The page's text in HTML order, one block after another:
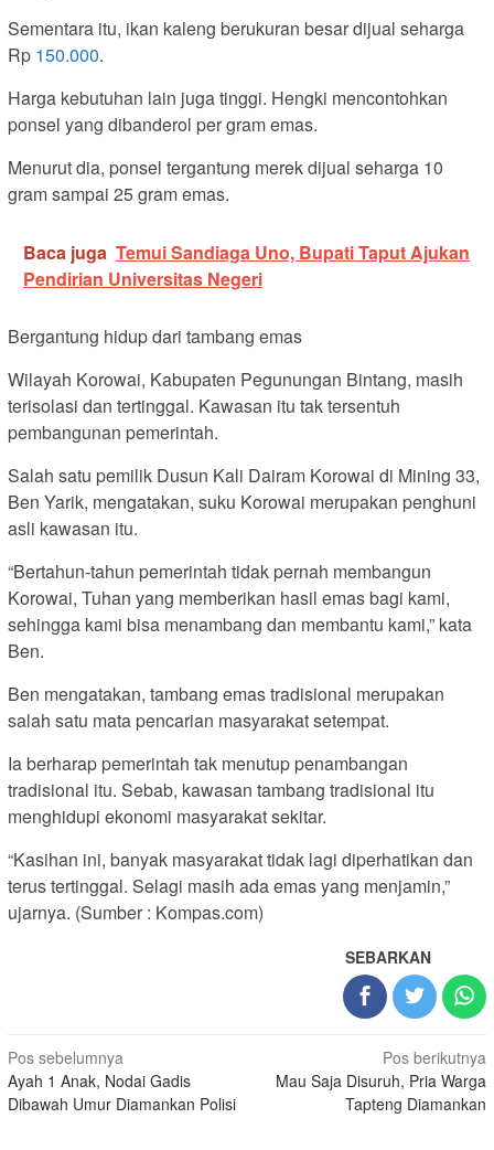
Sementara itu, ikan kaleng berukuran besar dijual seharga
Rp 150.000.
Harga kebutuhan lain juga tinggi. Hengki mencontohkan
ponsel yang dibanderol per gram emas.
Menurut dia, ponsel tergantung merek dijual seharga 10
gram sampai 25 gram emas.
Baca juga Temui Sandiaga Uno, Bupati Taput Ajukan
Pendirian Universitas Negeri
Bergantung hidup dari tambang emas
Wilayah Korowai, Kabupaten Pegunungan Bintang, masih
terisolasi dan tertinggal. Kawasan itu tak tersentuh
pembangunan pemerintah.
Salah satu pemilik Dusun Kali Dairam Korowai di Mining 33,
Ben Yarik, mengatakan, suku Korowai merupakan penghuni
asli kawasan itu.
“Bertahun-tahun pemerintah tidak pernah membangun
Korowai, Tuhan yang memberikan hasil emas bagi kami,
sehingga kami bisa menambang dan membantu kami,” kata
Ben.
Ben mengatakan, tambang emas tradisional merupakan
salah satu mata pencarian masyarakat setempat.
Ia berharap pemerintah tak menutup penambangan
tradisional itu. Sebab, kawasan tambang tradisional itu
menghidupi ekonomi masyarakat sekitar.
“Kasihan ini, banyak masyarakat tidak lagi diperhatikan dan
terus tertinggal. Selagi masih ada emas yang menjamin,”
ujarnya. (Sumber : Kompas.com)
SEBARKAN
Navigasi
pos
Pos sebelumnya
Ayah 1 Anak, Nodai Gadis
Dibawah Umur Diamankan Polisi
Pos berikutnya
Mau Saja Disuruh, Pria Warga
Tapteng Diamankan